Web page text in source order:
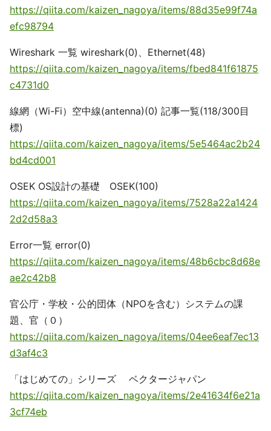
https://qiita.com/kaizen_nagoya/items/88d35e99f74a
efc98794
Wireshark 一覧 wireshark(0)、Ethernet(48)
https://qiita.com/kaizen_nagoya/items/fbed841f61875
c4731d0
線網（Wi-Fi）空中線(antenna)(0) 記事一覧(118/300目
標)
https://qiita.com/kaizen_nagoya/items/5e5464ac2b24
bd4cd001
OSEK OS設計の基礎 OSEK(100)
https://qiita.com/kaizen_nagoya/items/7528a22a1424
2d2d58a3
Error一覧 error(0)
https://qiita.com/kaizen_nagoya/items/48b6cbc8d68e
ae2c42b8
官公庁・学校・公的団体（NPOを含む）システムの課
題、官（０）
https://qiita.com/kaizen_nagoya/items/04ee6eaf7ec13
d3af4c3
「はじめての」シリーズ ベクタージャパン
https://qiita.com/kaizen_nagoya/items/2e41634f6e21a
3cf74eb